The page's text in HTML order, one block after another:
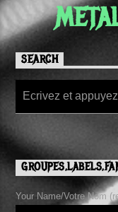
SEARCH
Your Name/Votre Nom